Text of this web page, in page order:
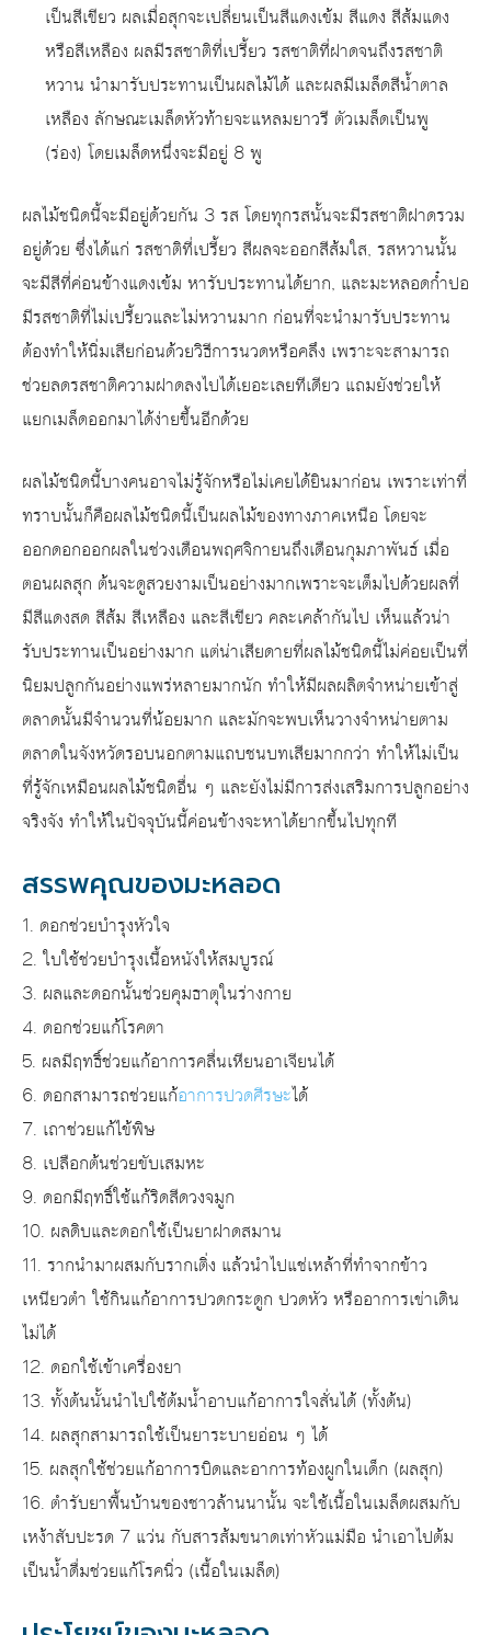
เป็นสีเขียว ผลเมื่อสุกจะเปลี่ยนเป็นสีแดงเข้ม สีแดง สีส้มแดง
หรือสีเหลือง ผลมีรสชาติที่เปรี้ยว รสชาติที่ฝาดจนถึงรสชาติ
หวาน นำมารับประทานเป็นผลไม้ได้ และผลมีเมล็ดสีน้ำตาล
เหลือง ลักษณะเมล็ดหัวท้ายจะแหลมยาวรี ตัวเมล็ดเป็นพู
(ร่อง) โดยเมล็ดหนึ่งจะมีอยู่ 8 พู
ผลไม้ชนิดนี้จะมีอยู่ด้วยกัน 3 รส โดยทุกรสนั้นจะมีรสชาติฝาดรวม
อยู่ด้วย ซึ่งได้แก่ รสชาติที่เปรี้ยว สีผลจะออกสีส้มใส, รสหวานนั้น
จะมีสีที่ค่อนข้างแดงเข้ม หารับประทานได้ยาก, และมะหลอดก๋ำปอ
มีรสชาติที่ไม่เปรี้ยวและไม่หวานมาก ก่อนที่จะนำมารับประทาน
ต้องทำให้นิ่มเสียก่อนด้วยวิธีการนวดหรือคลึง เพราะจะสามารถ
ช่วยลดรสชาติความฝาดลงไปได้เยอะเลยทีเดียว แถมยังช่วยให้
แยกเมล็ดออกมาได้ง่ายขึ้นอีกด้วย
ผลไม้ชนิดนี้บางคนอาจไม่รู้จักหรือไม่เคยได้ยินมาก่อน เพราะเท่าที่
ทราบนั้นก็คือผลไม้ชนิดนี้เป็นผลไม้ของทางภาคเหนือ โดยจะ
ออกดอกออกผลในช่วงเดือนพฤศจิกายนถึงเดือนกุมภาพันธ์ เมื่อ
ตอนผลสุก ต้นจะดูสวยงามเป็นอย่างมากเพราะจะเต็มไปด้วยผลที่
มีสีแดงสด สีส้ม สีเหลือง และสีเขียว คละเคล้ากันไป เห็นแล้วน่า
รับประทานเป็นอย่างมาก แต่น่าเสียดายที่ผลไม้ชนิดนี้ไม่ค่อยเป็นที่
นิยมปลูกกันอย่างแพร่หลายมากนัก ทำให้มีผลผลิตจำหน่ายเข้าสู่
ตลาดนั้นมีจำนวนที่น้อยมาก และมักจะพบเห็นวางจำหน่ายตาม
ตลาดในจังหวัดรอบนอกตามแถบชนบทเสียมากกว่า ทำให้ไม่เป็น
ที่รู้จักเหมือนผลไม้ชนิดอื่น ๆ และยังไม่มีการส่งเสริมการปลูกอย่าง
จริงจัง ทำให้ในปัจจุบันนี้ค่อนข้างจะหาได้ยากขึ้นไปทุกที
สรรพคุณของมะหลอด
1. ดอกช่วยบำรุงหัวใจ
2. ใบใช้ช่วยบำรุงเนื้อหนังให้สมบูรณ์
3. ผลและดอกนั้นช่วยคุมธาตุในร่างกาย
4. ดอกช่วยแก้โรคตา
5. ผลมีฤทธิ์ช่วยแก้อาการคลื่นเหียนอาเจียนได้
6. ดอกสามารถช่วยแก้อาการปวดศีรษะได้
7. เถาช่วยแก้ไข้พิษ
8. เปลือกต้นช่วยขับเสมหะ
9. ดอกมีฤทธิ์ใช้แก้ริดสีดวงจมูก
10. ผลดิบและดอกใช้เป็นยาฝาดสมาน
11. รากนำมาผสมกับรากเติ่ง แล้วนำไปแช่เหล้าที่ทำจากข้าว
เหนียวตำ ใช้กินแก้อาการปวดกระดูก ปวดหัว หรืออาการเข่าเดิน
ไม่ได้
12. ดอกใช้เข้าเครื่องยา
13. ทั้งต้นนั้นนำไปใช้ต้มน้ำอาบแก้อาการใจสั่นได้ (ทั้งต้น)
14. ผลสุกสามารถใช้เป็นยาระบายอ่อน ๆ ได้
15. ผลสุกใช้ช่วยแก้อาการบิดและอาการท้องผูกในเด็ก (ผลสุก)
16. ตำรับยาพื้นบ้านของชาวล้านนานั้น จะใช้เนื้อในเมล็ดผสมกับ
เหง้าสับปะรด 7 แว่น กับสารส้มขนาดเท่าหัวแม่มือ นำเอาไปต้ม
เป็นน้ำดื่มช่วยแก้โรคนิ่ว (เนื้อในเมล็ด)